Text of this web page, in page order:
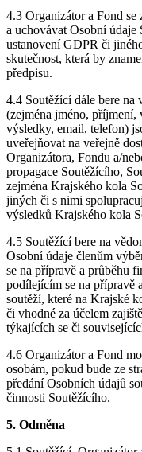
4.3 Organizátor a Fond se
a uchovávat Osobní údaje
ustanovení GDPR či
skutečnost, která by
předpisu.
4.4 Soutěžící dále bere na
(zejména jméno, příjmení,
výsledky, email, telefon)
uveřejňovat na veřejně
Organizátora, Fondu a/
propagace Soutěžícího,
zejména Krajského kola
jiných či s nimi
výsledků Krajského kola
4.5 Soutěžící bere na
Osobní údaje členům
se na přípravě a průběhu
podílejícím se na přípravě
soutěží, které na Krajské
či vhodné za účelem
týkajících se či
4.6 Organizátor a Fond
osobám, pokud bude ze
předání Osobních údajů
činnosti Soutěžícího.
5. Odměna